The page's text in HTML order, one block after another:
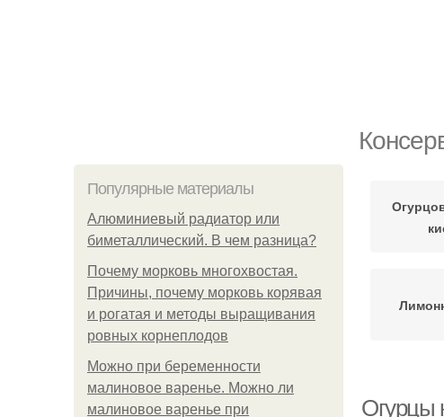
Популярные материалы
Алюминиевый радиатор или
биметаллический. В чем разница?
Почему морковь многохвостая.
Причины, почему морковь корявая
и рогатая и методы выращивания
ровных корнеплодов
Можно при беременности
малиновое варенье. Можно ли
малиновое варенье при
Огурцы